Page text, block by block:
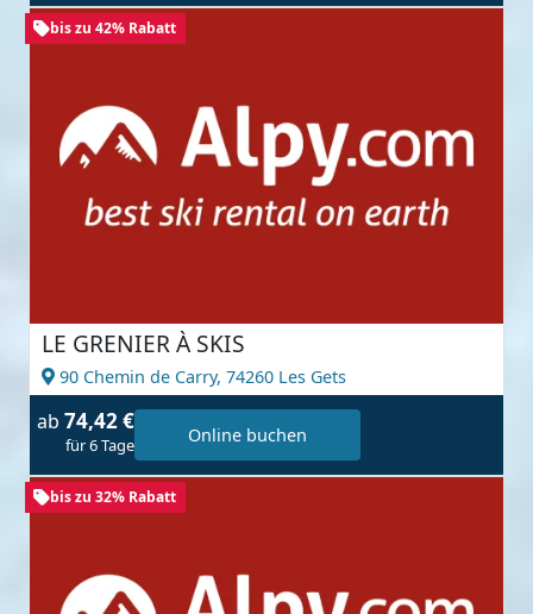
bis zu 42% Rabatt
LE GRENIER À SKIS
90 Chemin de Carry, 74260 Les Gets
ab 74,42 €
für 6 Tage Online buchen
bis zu 32% Rabatt